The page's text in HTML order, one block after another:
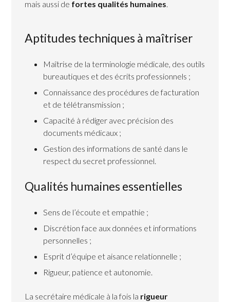
mais aussi de fortes qualités humaines.
Aptitudes techniques à maîtriser
Maîtrise de la terminologie médicale, des outils
bureautiques et des écrits professionnels ;
Connaissance des procédures de facturation
et de télétransmission ;
Capacité à rédiger avec précision des
documents médicaux ;
Gestion des informations de santé dans le
respect du secret professionnel.
Qualités humaines essentielles
Sens de l’écoute et empathie ;
Discrétion face aux données et informations
personnelles ;
Esprit d’équipe et aisance relationnelle ;
Rigueur, patience et autonomie.
La secrétaire médicale à la fois la rigueur